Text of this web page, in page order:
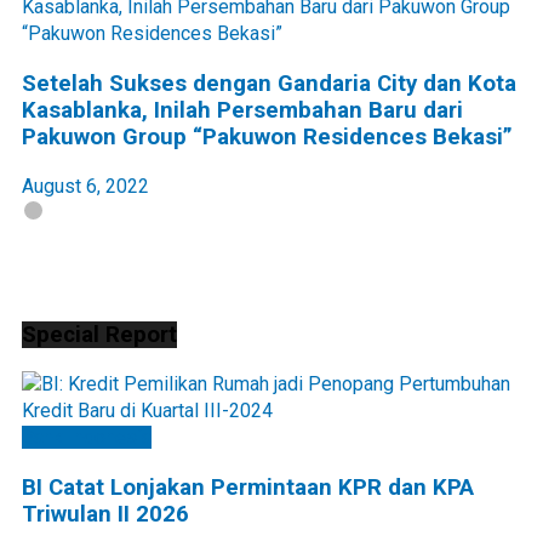
Setelah Sukses dengan Gandaria City dan Kota
Kasablanka, Inilah Persembahan Baru dari
Pakuwon Group “Pakuwon Residences Bekasi”
August 6, 2022
Special Report
BI Catat Lonjakan Permintaan KPR dan KPA
Triwulan II 2026